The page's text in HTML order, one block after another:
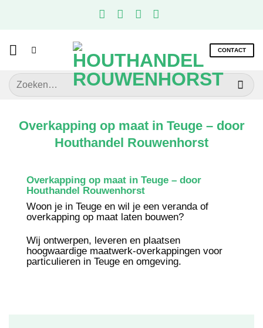
CONTACT
Zoeken
naar:
Overkapping op maat in Teuge – door
Houthandel Rouwenhorst
Overkapping op maat in Teuge – door
Houthandel Rouwenhorst
Woon je in Teuge en wil je een veranda of
overkapping op maat laten bouwen?
Wij ontwerpen, leveren en plaatsen
hoogwaardige maatwerk-overkappingen voor
particulieren in Teuge en omgeving.